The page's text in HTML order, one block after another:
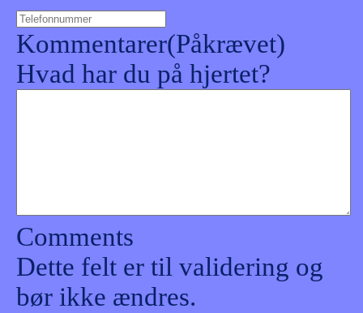
Kommentarer(Påkrævet)
Hvad har du på hjertet?
Comments
Dette felt er til validering og
bør ikke ændres.